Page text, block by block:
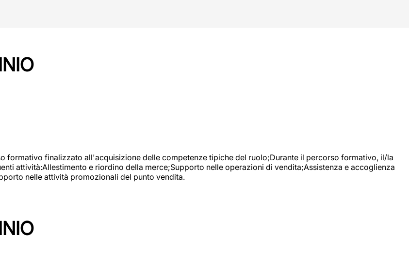
formativo finalizzato all'acquisizione delle competenze tipiche del ruolo;Durante il percorso formativo, il/la
attività:Allestimento e riordino della merce;Supporto nelle operazioni di vendita;Assistenza e accoglienza
nelle attività promozionali del punto vendita.